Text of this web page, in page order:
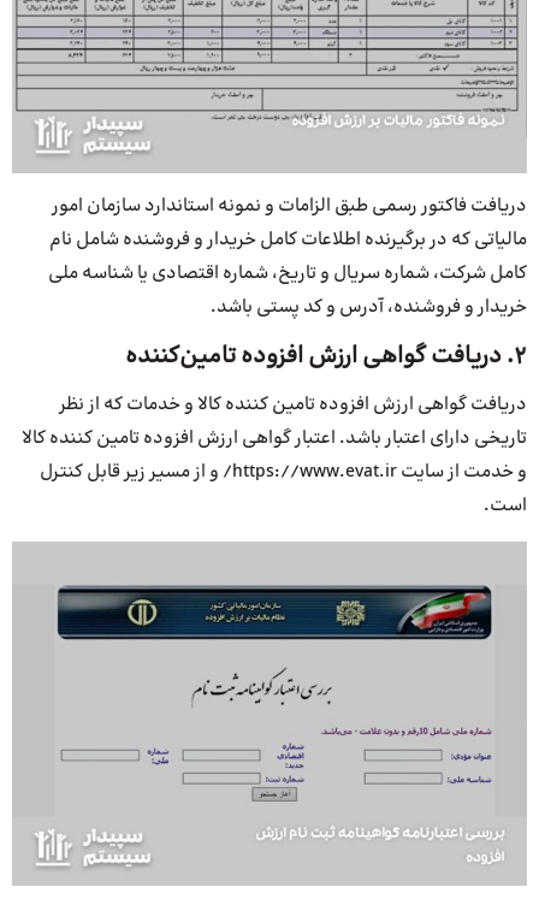
دریافت فاکتور رسمی طبق الزامات و نمونه استاندارد سازمان امور
مالیاتی که در برگیرنده اطلاعات کامل خریدار و فروشنده شامل نام
کامل شرکت، شماره سریال و تاریخ، شماره اقتصادی یا شناسه ملی
خریدار و فروشنده، آدرس و کد پستی باشد.
۲. دریافت گواهی ارزش افزوده تامین‌کننده
دریافت گواهی ارزش افزوده تامین کننده کالا و خدمات که از نظر
تاریخی دارای اعتبار باشد. اعتبار گواهی ارزش افزوده تامین کننده کالا
و خدمت از سایت https://www.evat.ir/ و از مسیر زیر قابل کنترل
است.